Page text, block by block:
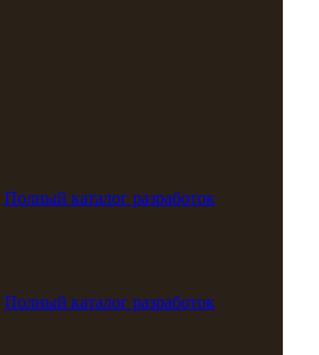
Полный каталог разработок
Полный каталог разработок